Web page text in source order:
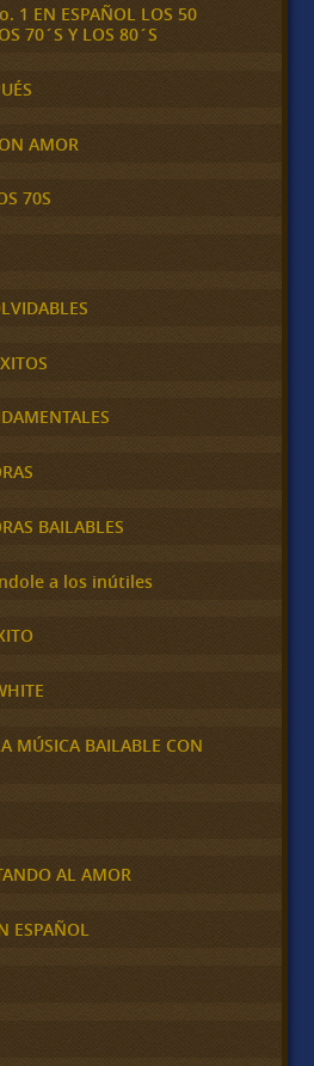
1 EN ESPAÑOL LOS 50
70´S Y LOS 80´S
AMOR
70S
BAILABLES
a los inútiles
MÚSICA BAILABLE CON
AL AMOR
ESPAÑOL